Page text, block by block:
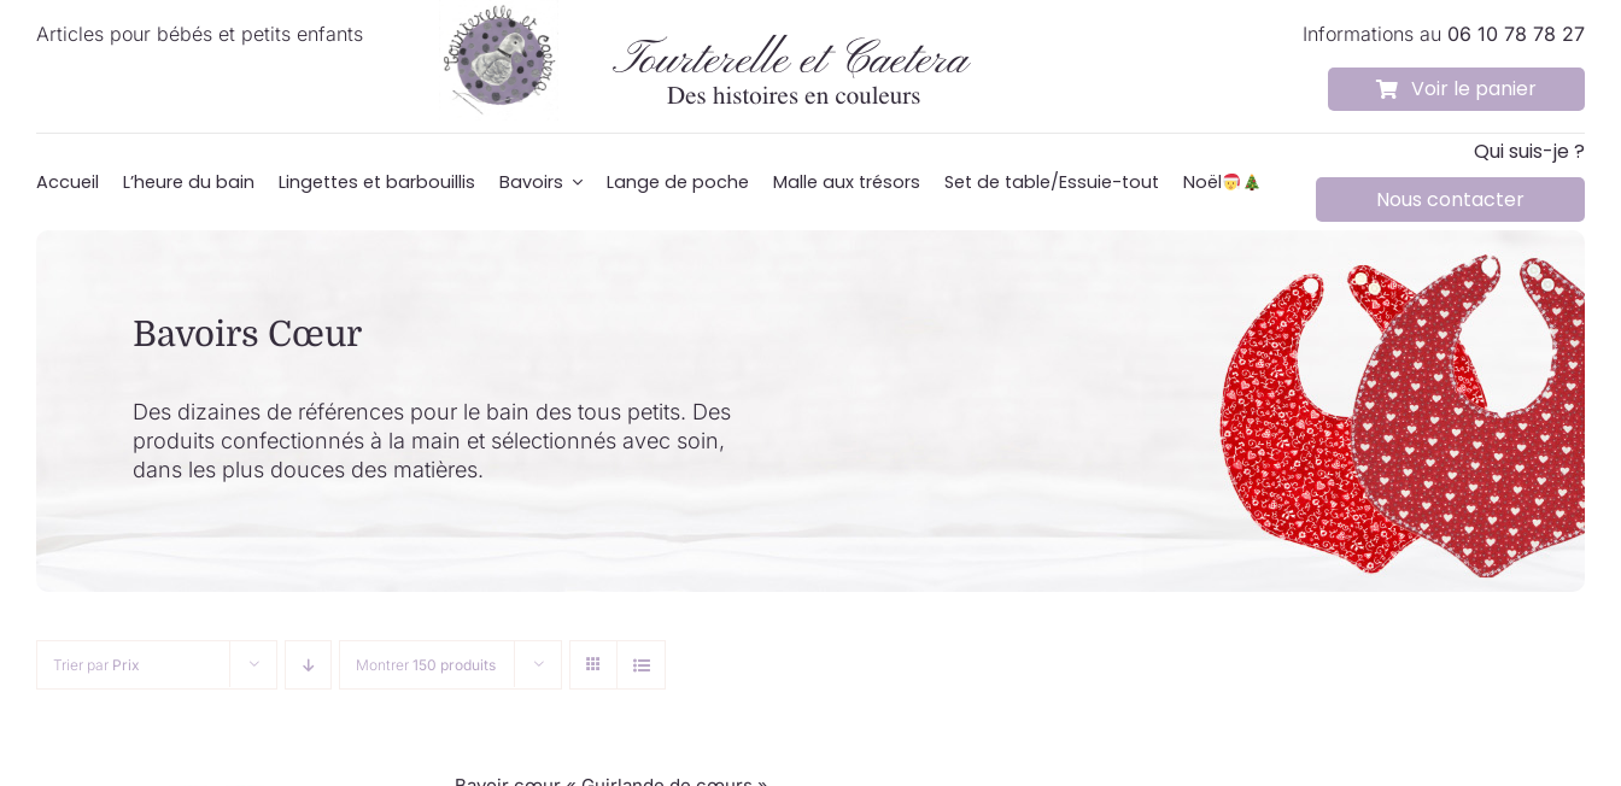
Articles pour bébés et petits enfants Informations au 06 10 78 78 27
Voir le panier
Accueil L’heure du bain Lingettes et barbouillis Bavoirs Lange de poche Malle aux trésors Set de table/Essuie-tout Noël
Qui suis-je ?
Nous contacter
Bavoirs Cœur
Des dizaines de références pour le bain des tous petits. Des
produits confectionnés à la main et sélectionnés avec soin,
dans les plus douces des matières.
Trier par Prix Montrer 150 produits